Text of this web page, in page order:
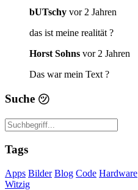
bUTschy vor 2 Jahren
das ist meine realität ?️
Horst Sohns vor 2 Jahren
Das war mein Text ?
Suche ㋡
Tags
Apps Bilder Blog Code Hardware
Witzig